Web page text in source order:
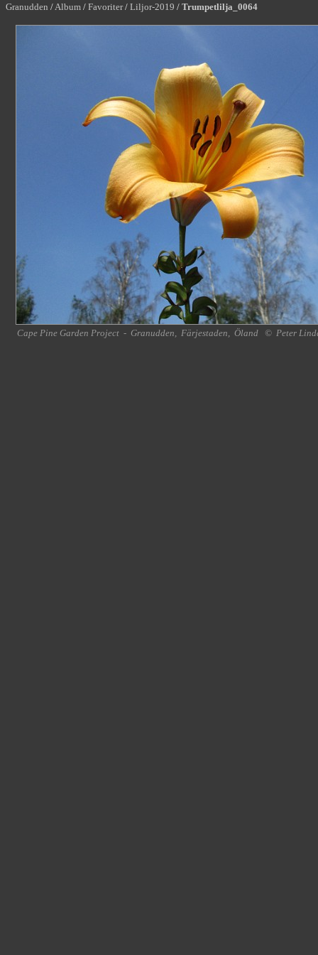
Granudden /Album / Favoriter / Liljor-2019 / Trumpetlilja_0064
Cape Pine Garden Project - Granudden, Färjestaden, Öland © Peter